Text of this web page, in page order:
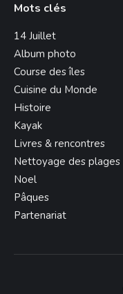
Mots clés
14 Juillet
Album photo
Course des îles
Cuisine du Monde
Histoire
Kayak
Livres & rencontres
Nettoyage des plages
Noel
Pâques
Partenariat